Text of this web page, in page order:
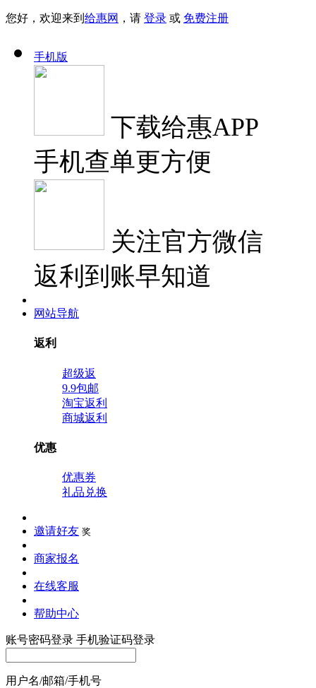
您好，欢迎来到 给惠网 ，请 登录 或 免费注册
手机版
下载给惠APP
手机查单更方便
关注官方微信
返利到账早知道
网站导航
返利
超级返
9.9包邮
淘宝返利
商城返利
优惠
优惠券
礼品兑换
邀请好友 奖
商家报名
在线客服
帮助中心
账号密码登录 手机验证码登录
用户名/邮箱/手机号